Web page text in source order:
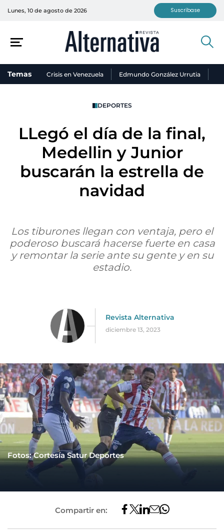
Lunes, 10 de agosto de 2026 Suscríbase
Temas Crisis en Venezuela Edmundo González Urrutia
DEPORTES
LLegó el día de la final,
Medellin y Junior
buscarán la estrella de
navidad
Los tiburones llegan con ventaja, pero el
poderoso buscará hacerse fuerte en casa
y remontar la serie ante su gente y en su
estadio.
Revista Alternativa
diciembre 13, 2023
Fotos: Cortesía Satur Deportes
Compartir en: